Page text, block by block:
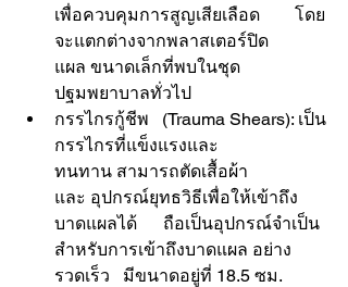
เพื่อควบคุมการสูญเสียเลือด        โดย
จะแตกต่างจากพลาสเตอร์ปิด
แผล ขนาดเล็กที่พบในชุด
ปฐมพยาบาลทั่วไป
กรรไกรกู้ชีพ   (Trauma Shears): เป็น
กรรไกรที่แข็งแรงและ
ทนทาน สามารถตัดเสื้อผ้า
และ อุปกรณ์ยุทธวิธีเพื่อให้เข้าถึง
บาดแผลได้      ถือเป็นอุปกรณ์จำเป็น
สำหรับการเข้าถึงบาดแผล อย่าง
รวดเร็ว   มีขนาดอยู่ที่ 18.5 ซม.